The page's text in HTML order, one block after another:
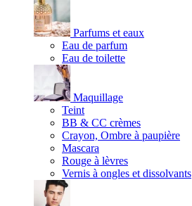
Parfums et eaux
Eau de parfum
Eau de toilette
Maquillage
Teint
BB & CC crèmes
Crayon, Ombre à paupière
Mascara
Rouge à lèvres
Vernis à ongles et dissolvants